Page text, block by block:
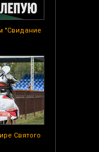
"Свидание
Святого